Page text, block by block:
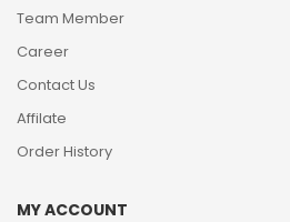
Team Member
Career
Contact Us
Affilate
Order History
MY ACCOUNT